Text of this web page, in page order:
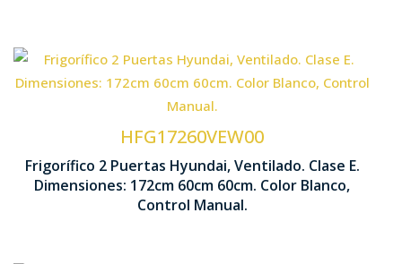
HFG17260VEW00
Frigorífico 2 Puertas Hyundai, Ventilado. Clase E.
Dimensiones: 172cm 60cm 60cm. Color Blanco,
Control Manual.
Tecnología Cíclica Ventilada
Control Manual
Iluminación LED 1720 x